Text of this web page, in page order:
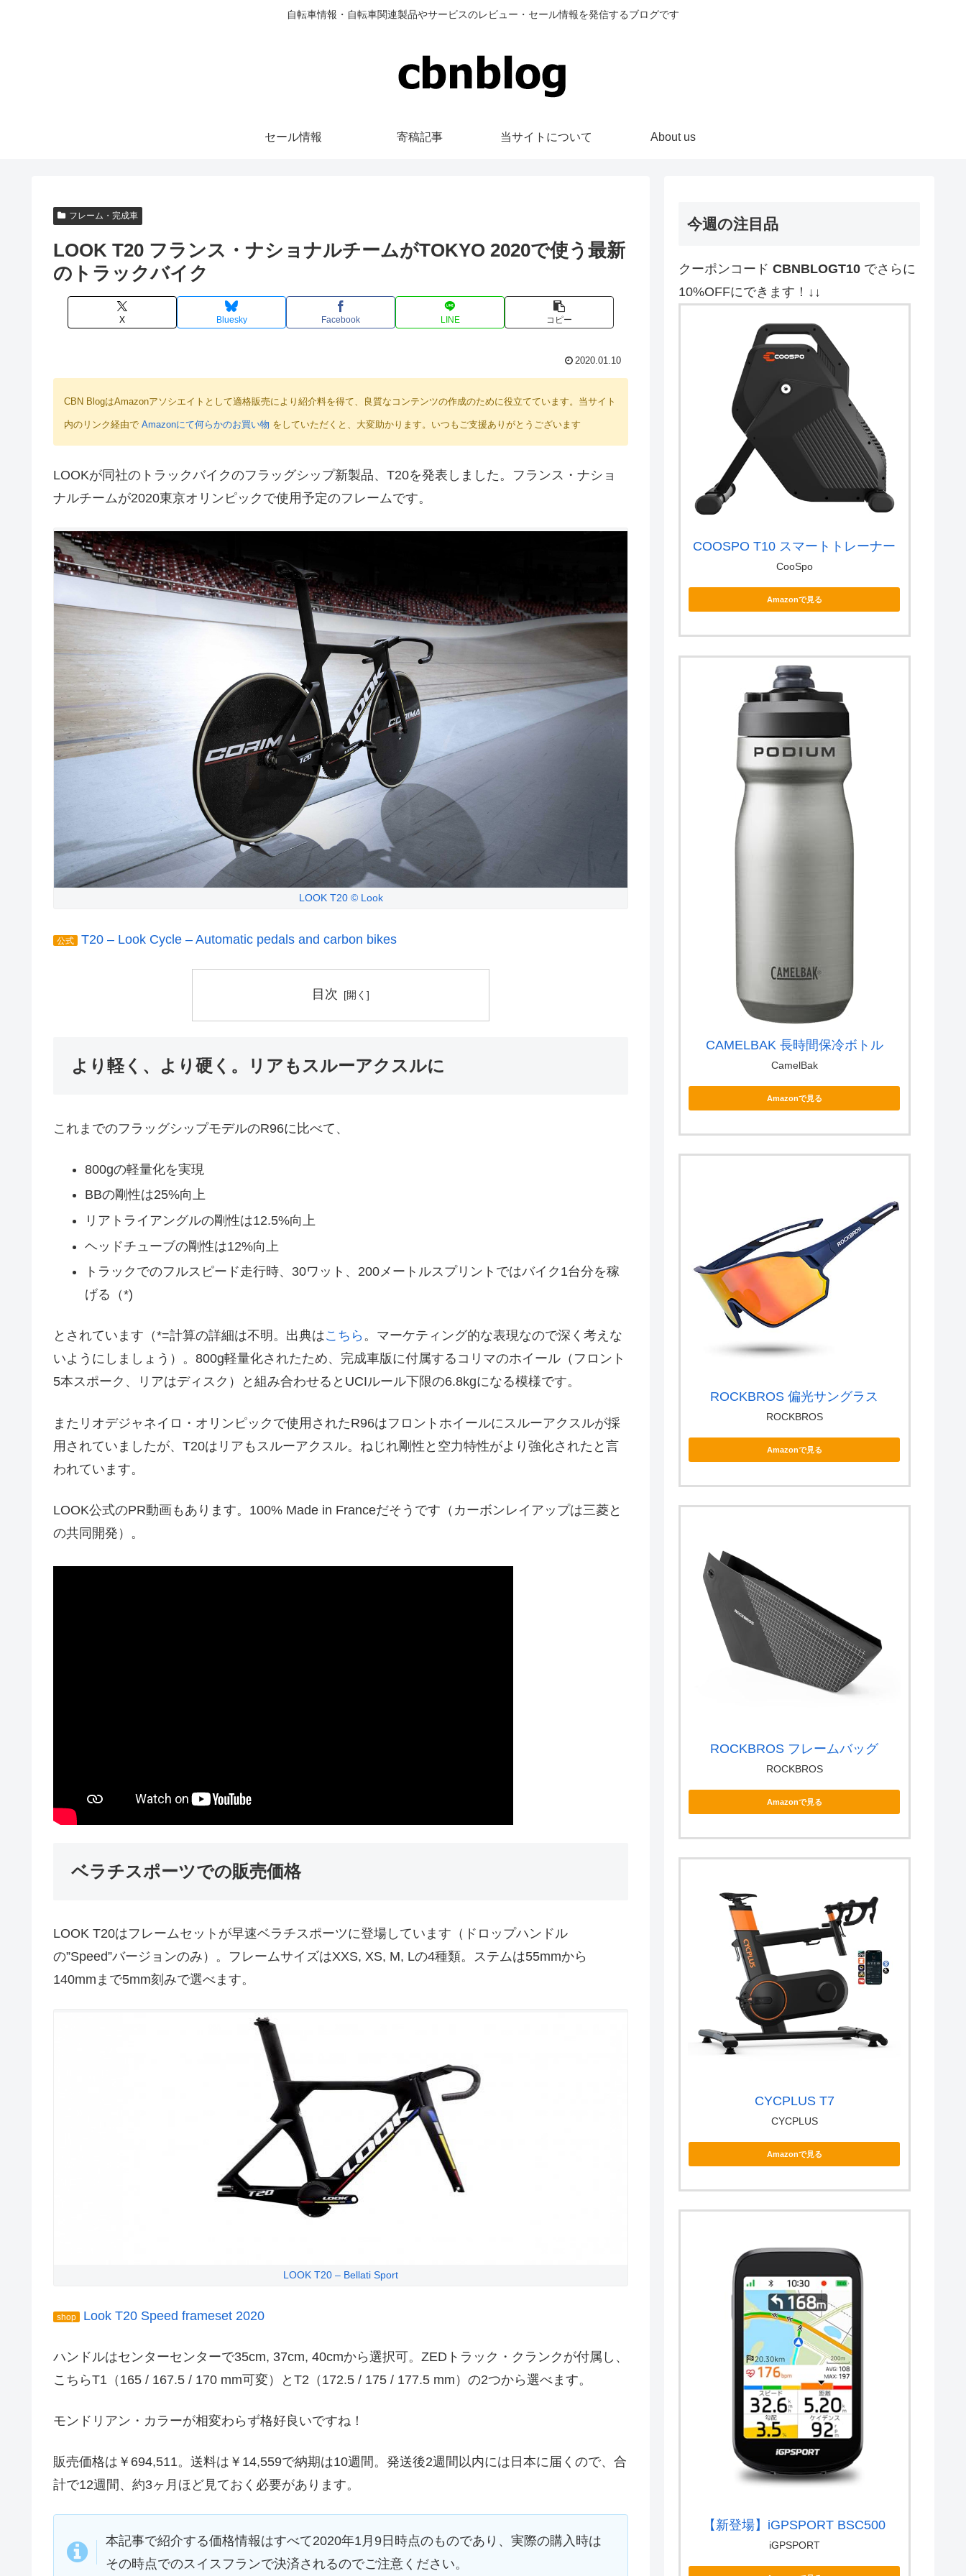
自転車情報・自転車関連製品やサービスのレビュー・セール情報を発信するブログです
セール情報 寄稿記事 当サイトについて About us
フレーム・完成車
LOOK T20 フランス・ナショナルチームがTOKYO 2020で使う最新
のトラックバイク
X Bluesky Facebook LINE コピー
2020.01.10
CBN BlogはAmazonアソシエイトとして適格販売により紹介料を得て、良質なコンテンツの作成のために役立てています。当サイト
内のリンク経由で Amazonにて何らかのお買い物 をしていただくと、大変助かります。いつもご支援ありがとうございます
LOOKが同社のトラックバイクのフラッグシップ新製品、T20を発表しました。フランス・ナショ
ナルチームが2020東京オリンピックで使用予定のフレームです。
LOOK T20 © Look
公式 T20 – Look Cycle – Automatic pedals and carbon bikes
目次
より軽く、より硬く。リアもスルーアクスルに
これまでのフラッグシップモデルのR96に比べて、
800gの軽量化を実現
BBの剛性は25%向上
リアトライアングルの剛性は12.5%向上
ヘッドチューブの剛性は12%向上
トラックでのフルスピード走行時、30ワット、200メートルスプリントではバイク1台分を稼
げる（*)
とされています（*=計算の詳細は不明。出典はこちら 。マーケティング的な表現なので深く考えな
いようにしましょう）。800g軽量化されたため、完成車版に付属するコリマのホイール（フロント
5本スポーク、リアはディスク）と組み合わせるとUCIルール下限の6.8kgになる模様です。
またリオデジャネイロ・オリンピックで使用されたR96はフロントホイールにスルーアクスルが採
用されていましたが、T20はリアもスルーアクスル。ねじれ剛性と空力特性がより強化されたと言
われています。
LOOK公式のPR動画もあります。100% Made in Franceだそうです（カーボンレイアップは三菱と
の共同開発）。
ベラチスポーツでの販売価格
LOOK T20はフレームセットが早速ベラチスポーツに登場しています（ドロップハンドル
の”Speed”バージョンのみ）。フレームサイズはXXS, XS, M, Lの4種類。ステムは55mmから
140mmまで5mm刻みで選べます。
LOOK T20 – Bellati Sport
shop Look T20 Speed frameset 2020
ハンドルはセンターセンターで35cm, 37cm, 40cmから選択可。ZEDトラック・クランクが付属し、
こちらT1（165 / 167.5 / 170 mm可変）とT2（172.5 / 175 / 177.5 mm）の2つから選べます。
モンドリアン・カラーが相変わらず格好良いですね！
販売価格は￥694,511。送料は￥14,559で納期は10週間。発送後2週間以内には日本に届くので、合
計で12週間、約3ヶ月ほど見ておく必要があります。
本記事で紹介する価格情報はすべて2020年1月9日時点のものであり、実際の購入時は
その時点でのスイスフランで決済されるのでご注意ください。
今週の注目品
クーポンコード CBNBLOGT10 でさらに
10%OFFにできます！↓↓
COOSPO T10 スマートトレーナー
CooSpo
Amazonで見る
CAMELBAK 長時間保冷ボトル
CamelBak
Amazonで見る
ROCKBROS 偏光サングラス
ROCKBROS
Amazonで見る
ROCKBROS フレームバッグ
ROCKBROS
Amazonで見る
CYCPLUS T7
CYCPLUS
Amazonで見る
【新登場】iGPSPORT BSC500
iGPSPORT